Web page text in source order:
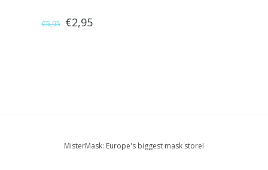
€5,95 €2,95
MisterMask: Europe's biggest mask store!